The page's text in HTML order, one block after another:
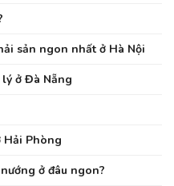
sản ngon nhất ở Hà Nội
ở Đà Nẵng
Phòng
ở đâu ngon?